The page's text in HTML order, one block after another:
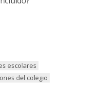
escolares
del colegio